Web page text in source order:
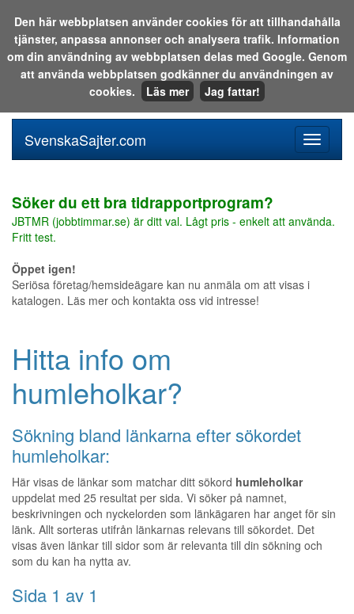
Sök i katalogen eller på webben:
meny
SvenskaSajter.com
Söker du ett bra tidrapportprogram?
JBTMR (jobbtimmar.se) är ditt val. Lågt pris - enkelt att använda.
Fritt test.
Öppet igen!
Seriösa företag/hemsideägare kan nu anmäla om att visas i
katalogen. Läs mer och kontakta oss vid intresse!
Hitta info om
humleholkar?
Sökning bland länkarna efter sökordet
humleholkar:
Här visas de länkar som matchar ditt sökord humleholkar
uppdelat med 25 resultat per sida. Vi söker på namnet,
beskrivningen och nyckelorden som länkägaren har anget för sin
länk. Allt sorteras utifrån länkarnas relevans till sökordet. Det
visas även länkar till sidor som är relevanta till din sökning och
som du kan ha nytta av.
Sida 1 av 1
Den här webbplatsen använder cookies för att tillhandahålla
tjänster, anpassa annonser och analysera trafik. Information
om din användning av webbplatsen delas med Google. Genom
att använda webbplatsen godkänner du användningen av
cookies.
Läs mer Jag fattar!